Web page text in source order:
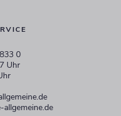
0
Uhr
allgemeine.de